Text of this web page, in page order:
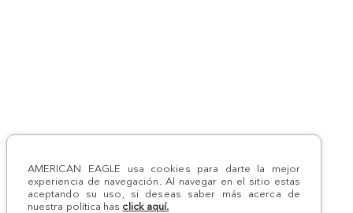
AMERICAN EAGLE usa cookies para darte la mejor
experiencia de navegación. Al navegar en el sitio estas
aceptando su uso, si deseas saber más acerca de
nuestra política has click aquí.